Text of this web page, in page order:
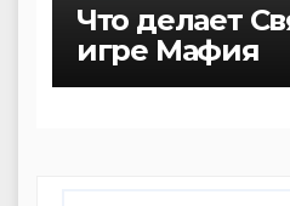
Что делает
игре Мафия